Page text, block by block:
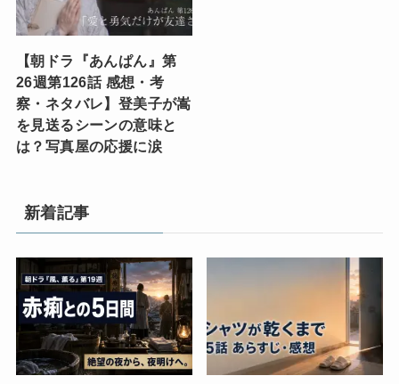
【朝ドラ『あんぱん』第
26週第126話 感想・考
察・ネタバレ】登美子が嵩
を見送るシーンの意味と
は？写真屋の応援に涙
新着記事